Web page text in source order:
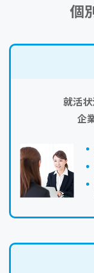
個
就活状
企